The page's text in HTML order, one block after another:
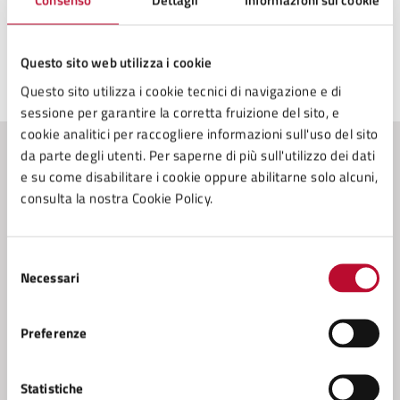
Questo sito web utilizza i cookie
Questo sito utilizza i cookie tecnici di navigazione e di
sessione per garantire la corretta fruizione del sito, e
cookie analitici per raccogliere informazioni sull'uso del sito
da parte degli utenti. Per saperne di più sull'utilizzo dei dati
e su come disabilitare i cookie oppure abilitarne solo alcuni,
consulta la nostra Cookie Policy.
delNecessari
Preferenze
Statistiche
Ultimo aggiornamento:20/03/2025, 18:26
Contenuti correlati
Servizio Politiche Sociali, Sport